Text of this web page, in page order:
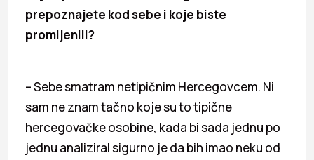
prepoznajete kod sebe i koje biste
promijenili?
– Sebe smatram netipičnim Hercegovcem. Ni
sam ne znam tačno koje su to tipične
hercegovačke osobine, kada bi sada jednu po
jednu analiziral sigurno je da bih imao neku od